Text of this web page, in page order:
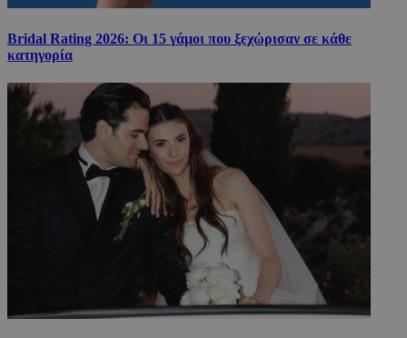
Bridal Rating 2026: Οι 15 γάμοι που ξεχώρισαν σε κάθε
κατηγορία